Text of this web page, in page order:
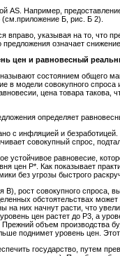
Например,
Б, рис. Б 2).
вправо, указывая на то,
предложения означает
цен и равновесный
состоянием общего
в модели совокупного
цена товара такова,
определяет
с инфляцией и
совокупный спрос,
устойчивое равновесие,
цен Р*. Как показывает
без угрозы быстрого
В), рост совокупного
обстоятельствах
них начнут расти, что
цен растет до P3, а
объем производства
поднимет уровень цен.
государство, путем